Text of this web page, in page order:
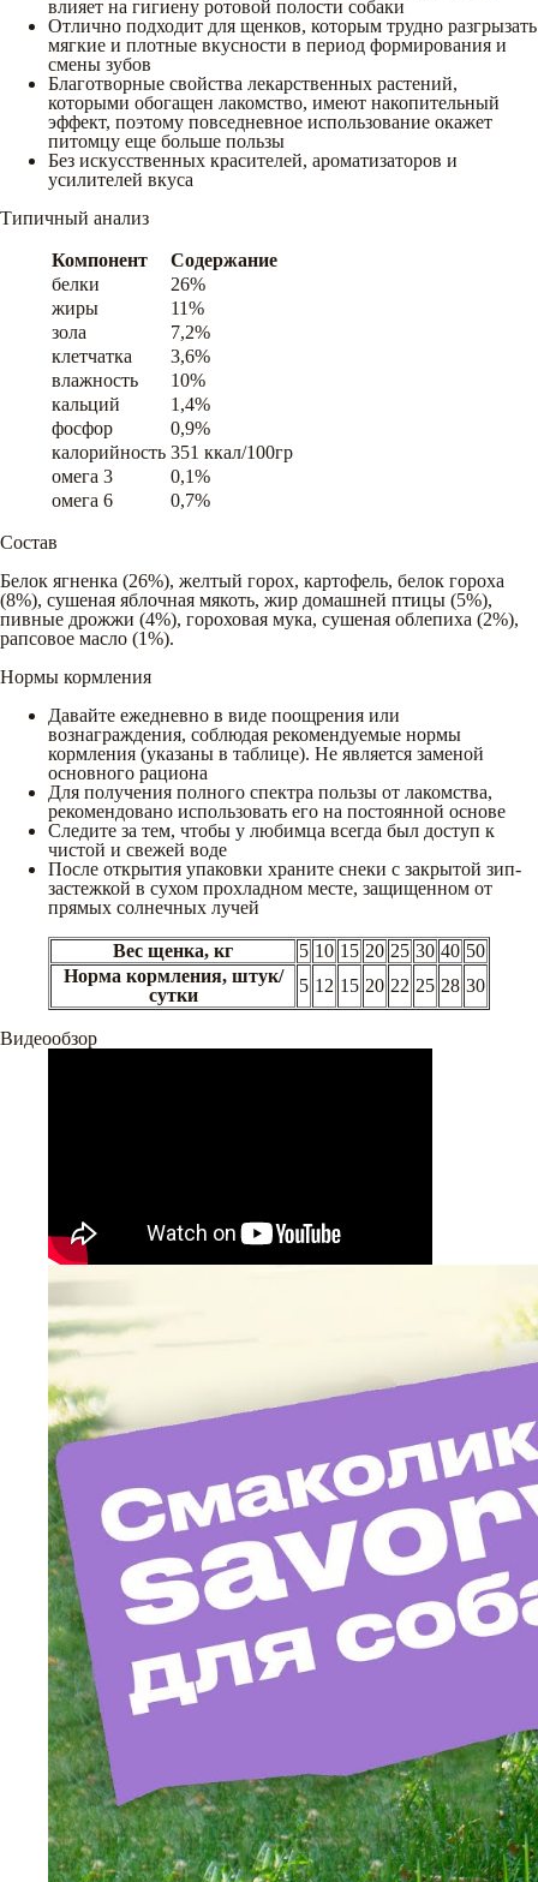
влияет на гигиену ротовой полости собаки
Отлично подходит для щенков, которым трудно разгрызать
мягкие и плотные вкусности в период формирования и
смены зубов
Благотворные свойства лекарственных растений,
которыми обогащен лакомство, имеют накопительный
эффект, поэтому повседневное использование окажет
питомцу еще больше пользы
Без искусственных красителей, ароматизаторов и
усилителей вкуса
Типичный анализ
Компонент
Содержание
белки
26%
жиры
11%
зола
7,2%
клетчатка
3,6%
влажность
10%
кальций
1,4%
фосфор
0,9%
калорийность 351 ккал/100гр
омега 3
0,1%
омега 6
0,7%
Состав
Белок ягненка (26%), желтый горох, картофель, белок гороха
(8%), сушеная яблочная мякоть, жир домашней птицы (5%),
пивные дрожжи (4%), гороховая мука, сушеная облепиха (2%),
рапсовое масло (1%).
Нормы кормления
Давайте ежедневно в виде поощрения или
вознаграждения, соблюдая рекомендуемые нормы
кормления (указаны в таблице). Не является заменой
основного рациона
Для получения полного спектра пользы от лакомства,
рекомендовано использовать его на постоянной основе
Следите за тем, чтобы у любимца всегда был доступ к
чистой и свежей воде
После открытия упаковки храните снеки с закрытой зип-
застежкой в сухом прохладном месте, защищенном от
прямых солнечных лучей
Вес щенка, кг 5 10 15 20 25 30 40 50
Норма кормления, штук/
сутки
5 12 15 20 22 25 28 30
Видеообзор